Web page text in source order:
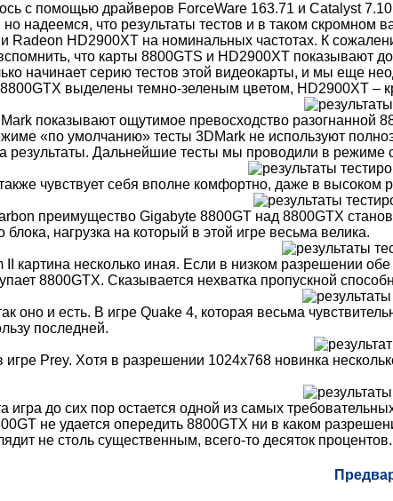
с помощью драйверов ForceWare 163.71 и Catalyst
надеемся, что результаты тестов и в таком
Radeon HD2900XT на номинальных частотах. К
что карты 8800GTS и HD2900XT показывают
начинает серию тестов этой видеокарты, и мы еще
выделены темно-зеленым цветом, HD2900XT –
показывают ощутимое превосходство
«по умолчанию» тесты 3DMark не используют
результаты. Дальнейшие тесты мы проводили в
чувствует себя вполне комфортно, даже в высоком
преимущество Gigabyte 8800GT над 8800GTX
нагрузка на который в этой игре весьма велика.
II картина несколько иная. Если в низком разрешении
8800GTX. Сказывается нехватка пропускной
оно и есть. В игре Quake 4, которая весьма
последней.
игре Prey. Хотя в разрешении 1024х768 новинка
игра до сих пор остается одной из самых
не удается опередить 8800GTX ни в каком
не столь существенным, всего-то десяток процентов.